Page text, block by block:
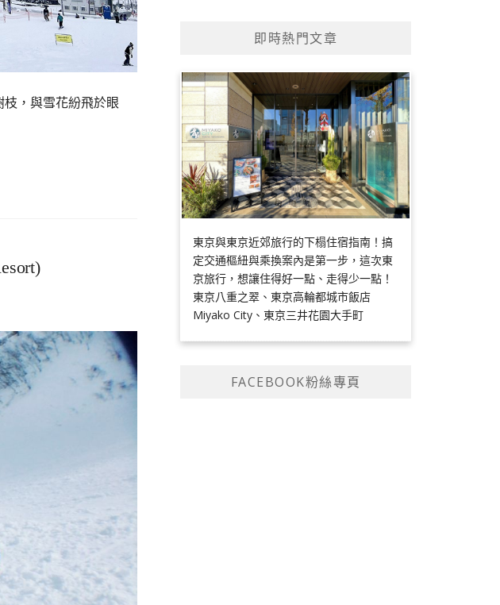
，與雪花紛飛於眼
即時熱門文章
東京與東京近郊旅行的下榻住宿指南！搞
定交通樞紐與乘換案內是第一步，這次東
京旅行，想讓住得好一點、走得少一點！
東京八重之翠、東京高輪都城市飯店
Miyako City、東京三井花園大手町
FACEBOOK粉絲專頁